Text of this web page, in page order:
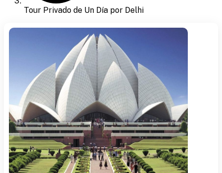
Tour Privado de Un Día por Delhi